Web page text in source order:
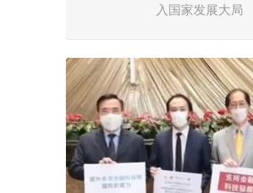
入国家发展大局